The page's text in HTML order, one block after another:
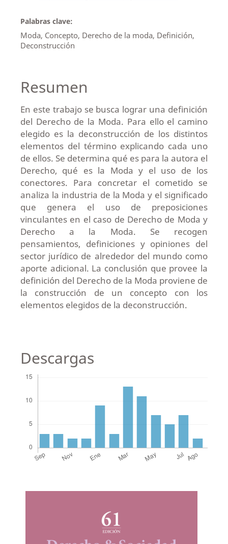
Palabras clave:
Moda, Concepto, Derecho de la moda, Definición,
Deconstrucción
Resumen
En este trabajo se busca lograr una definición
del Derecho de la Moda. Para ello el camino
elegido es la deconstrucción de los distintos
elementos del término explicando cada uno
de ellos. Se determina qué es para la autora el
Derecho, qué es la Moda y el uso de los
conectores. Para concretar el cometido se
analiza la industria de la Moda y el significado
que genera el uso de preposiciones
vinculantes en el caso de Derecho de Moda y
Derecho a la Moda. Se recogen
pensamientos, definiciones y opiniones del
sector jurídico de alrededor del mundo como
aporte adicional. La conclusión que provee la
definición del Derecho de la Moda proviene de
la construcción de un concepto con los
elementos elegidos de la deconstrucción.
Descargas